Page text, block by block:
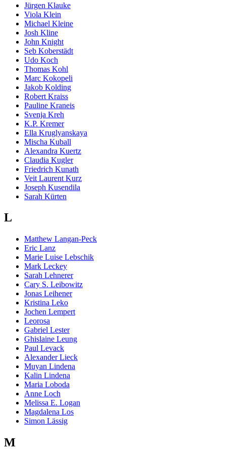
Jürgen Klauke
Viola Klein
Michael Kleine
Josh Kline
John Knight
Seb Koberstädt
Udo Koch
Thomas Kohl
Marc Kokopeli
Jakob Kolding
Robert Kraiss
Pauline Kraneis
Svenja Kreh
K.P. Kremer
Ella Kruglyanskaya
Mischa Kuball
Alexandra Kuertz
Claudia Kugler
Friedrich Kunath
Veit Laurent Kurz
Joseph Kusendila
Sarah Kürten
L
Matthew Langan-Peck
Eric Lanz
Marie Luise Lebschik
Mark Leckey
Sarah Lehnerer
Cary S. Leibowitz
Jonas Leihener
Kristina Leko
Jochen Lempert
Leorosa
Gabriel Lester
Ghislaine Leung
Paul Levack
Alexander Lieck
Muyan Lindena
Kalin Lindena
Maria Loboda
Anne Loch
Melissa E. Logan
Magdalena Los
Simon Lässig
M